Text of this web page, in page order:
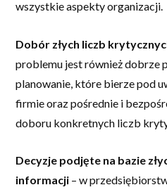
wszystkie aspekty organizacji.
Dobór złych liczb
problemu jest również dobrze
planowanie, które bierze pod
firmie oraz pośrednie i
doboru konkretnych liczb
Decyzje podjęte na bazie
informacji – w